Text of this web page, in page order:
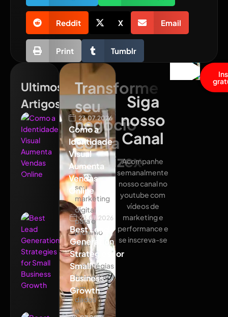
Ultimos
Artigos
23.07.2026
Como a
Identidade
Visual
Aumenta
Vendas
Online
23.07.2026
Best Lead
Generation
Strategies for
Small
Business
Growth
Transforme
seu
negócio
com a
Atualizex
Leve
seu
marketing
digital
para o
próximo
nível
com
estratégias
baseadas
em
dados
e
Siga
nosso
Canal
Acompanhe
semanalmente
nosso canal no
youtube com
vídeos de
marketing e
performance e
se inscreva-se
Reddit X Email
Print Tumblr